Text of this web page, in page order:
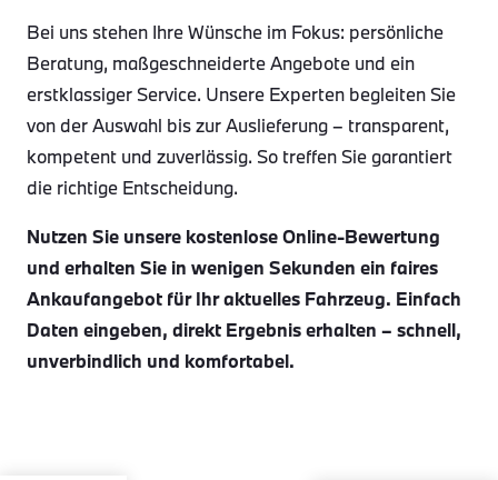
Bei uns stehen Ihre Wünsche im Fokus: persönliche
Beratung, maßgeschneiderte Angebote und ein
erstklassiger Service. Unsere Experten begleiten Sie
von der Auswahl bis zur Auslieferung – transparent,
kompetent und zuverlässig. So treffen Sie garantiert
die richtige Entscheidung.
Nutzen Sie unsere kostenlose Online-Bewertung
und erhalten Sie in wenigen Sekunden ein faires
Ankaufangebot für Ihr aktuelles Fahrzeug. Einfach
Daten eingeben, direkt Ergebnis erhalten – schnell,
unverbindlich und komfortabel.